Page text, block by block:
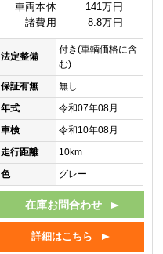
車両本体
141万円
諸費用
8.8万円
法定整備
付き(車輌価格に含
む)
保証有無
無し
年式
令和07年08月
車検
令和10年08月
走行距離
10km
色
グレー
在庫お問合わせ
詳細はこちら